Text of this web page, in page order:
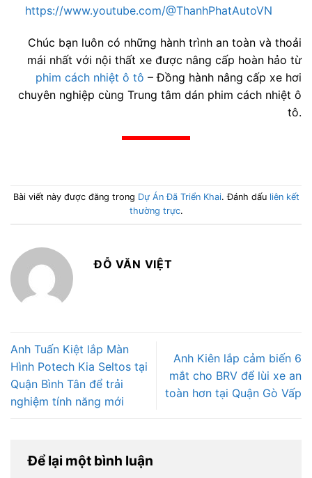
https://www.youtube.com/@ThanhPhatAutoVN
Chúc bạn luôn có những hành trình an toàn và thoải
mái nhất với nội thất xe được nâng cấp hoàn hảo từ
phim cách nhiệt ô tô – Đồng hành nâng cấp xe hơi
chuyên nghiệp cùng Trung tâm dán phim cách nhiệt ô
tô.
Bài viết này được đăng trong Dự Án Đã Triển Khai. Đánh dấu liên kết
thường trực.
ĐỖ VĂN VIỆT
Anh Tuấn Kiệt lắp Màn
Hình Potech Kia Seltos tại
Quận Bình Tân để trải
nghiệm tính năng mới
Anh Kiên lắp cảm biến 6
mắt cho BRV để lùi xe an
toàn hơn tại Quận Gò Vấp
Để lại một bình luận